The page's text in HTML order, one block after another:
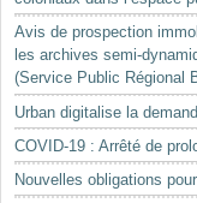
Avis de prospection
les archives semi-
(Service Public Régional
Urban digitalise la
COVID-19 : Arrêté de
Nouvelles obligations